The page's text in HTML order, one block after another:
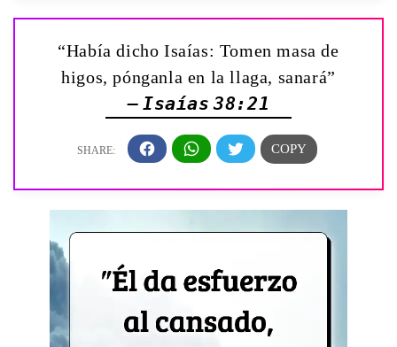
“Había dicho Isaías: Tomen masa de
higos, pónganla en la llaga, sanará”
— Isaías 38:21